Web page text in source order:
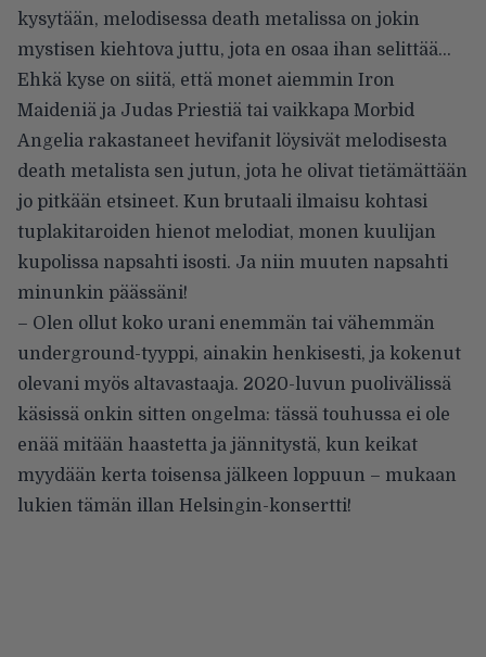
kysytään, melodisessa death metalissa on jokin
mystisen kiehtova juttu, jota en osaa ihan selittää…
Ehkä kyse on siitä, että monet aiemmin Iron
Maideniä ja Judas Priestiä tai vaikkapa Morbid
Angelia rakastaneet hevifanit löysivät melodisesta
death metalista sen jutun, jota he olivat tietämättään
jo pitkään etsineet. Kun brutaali ilmaisu kohtasi
tuplakitaroiden hienot melodiat, monen kuulijan
kupolissa napsahti isosti. Ja niin muuten napsahti
minunkin päässäni!
– Olen ollut koko urani enemmän tai vähemmän
underground-tyyppi, ainakin henkisesti, ja kokenut
olevani myös altavastaaja. 2020-luvun puolivälissä
käsissä onkin sitten ongelma: tässä touhussa ei ole
enää mitään haastetta ja jännitystä, kun keikat
myydään kerta toisensa jälkeen loppuun – mukaan
lukien tämän illan Helsingin-konsertti!